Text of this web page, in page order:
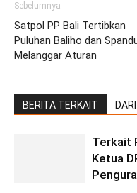
Sebelumnya
Satpol PP Bali Tertibkan
Puluhan Baliho dan
Melanggar Aturan
BERITA TERKAIT
Terkait
Ketua